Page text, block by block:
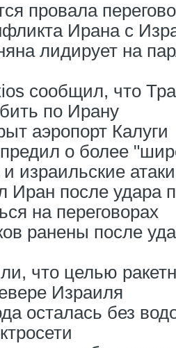
провала
Ирана с
лидирует на
сообщил, что
по Ирану
аэропорт Калуги
о более
израильские атаки
Иран после удара
на переговорах
ранены после
что целью
Израиля
осталась без